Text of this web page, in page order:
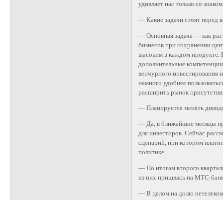
удивляет нас только со
— Какие задачи стоят перед
— Основная задача — как раз
бизнесов при сохранении
высоким в каждом продукте.
дополнительные
венчурного инвестирования
намного удобнее
расширить рынок
— Планируется менять
— Да, в ближайшие месяцы
для инвесторов. Сейчас
сценарий, при котором
политике.
— По итогам второго
из них пришлась на МТС-
— В целом на долю